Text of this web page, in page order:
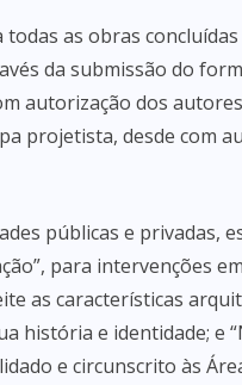
as obras
da submissão do
autorização dos
projetista, desde com
públicas e privadas,
para intervenções
as características
e identidade; e
e circunscrito às